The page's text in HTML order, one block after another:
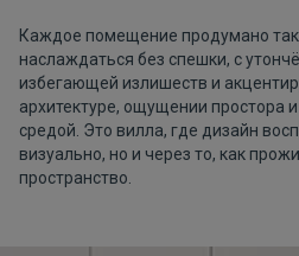
Каждое помещение продумано
наслаждаться без спешки, с
избегающей излишеств и
архитектуре, ощущении простора
средой. Это вилла, где дизайн
визуально, но и через то, как
пространство.